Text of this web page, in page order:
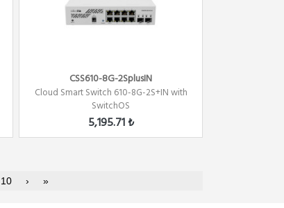
CSS610-8G-2SplusIN
Cloud Smart Switch 610-8G-2S+IN with
SwitchOS
5,195.71 ₺
10 › »